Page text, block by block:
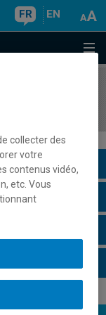
FR EN
collecter des
votre
contenus vidéo,
etc. Vous